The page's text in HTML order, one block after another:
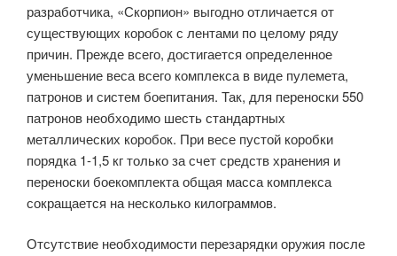
разработчика, «Скорпион» выгодно отличается от
существующих коробок с лентами по целому ряду
причин. Прежде всего, достигается определенное
уменьшение веса всего комплекса в виде пулемета,
патронов и систем боепитания. Так, для переноски 550
патронов необходимо шесть стандартных
металлических коробок. При весе пустой коробки
порядка 1-1,5 кг только за счет средств хранения и
переноски боекомплекта общая масса комплекса
сокращается на несколько килограммов.
Отсутствие необходимости перезарядки оружия после